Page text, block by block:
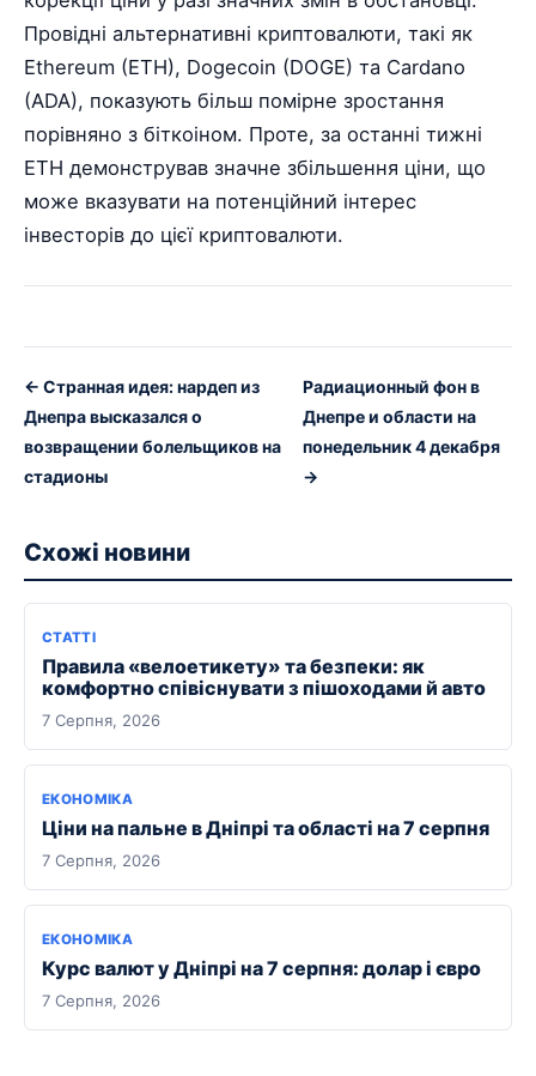
Провідні альтернативні криптовалюти, такі як
Ethereum (ETH), Dogecoin (DOGE) та Cardano
(ADA), показують більш помірне зростання
порівняно з біткоіном. Проте, за останні тижні
ETH демонстрував значне збільшення ціни, що
може вказувати на потенційний інтерес
інвесторів до цієї криптовалюти.
← Странная идея: нардеп из
Днепра высказался о
возвращении болельщиков на
стадионы
Радиационный фон в
Днепре и области на
понедельник 4 декабря
→
Схожі новини
СТАТТІ
Правила «велоетикету» та безпеки: як
комфортно співіснувати з пішоходами й авто
7 Серпня, 2026
ЕКОНОМІКА
Ціни на пальне в Дніпрі та області на 7 серпня
7 Серпня, 2026
ЕКОНОМІКА
Курс валют у Дніпрі на 7 серпня: долар і євро
7 Серпня, 2026